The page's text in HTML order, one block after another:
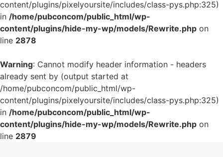
content/plugins/pixelyoursite/includes/class-pys.php:325)
in /home/pubconcom/public_html/wp-
content/plugins/hide-my-wp/models/Rewrite.php on
line 2878
Warning: Cannot modify header information - headers
already sent by (output started at
/home/pubconcom/public_html/wp-
content/plugins/pixelyoursite/includes/class-pys.php:325)
in /home/pubconcom/public_html/wp-
content/plugins/hide-my-wp/models/Rewrite.php on
line 2879